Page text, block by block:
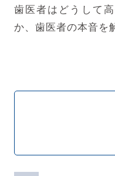
歯医者はどうして
か、歯医者の本音を